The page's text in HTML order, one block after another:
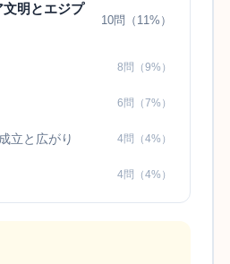
文明とエジプ
10問（11%）
8問（9%）
6問（7%）
立と広がり 4問（4%）
4問（4%）